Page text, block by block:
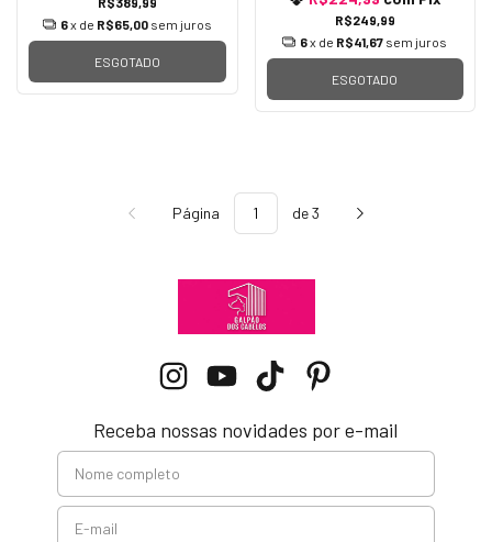
6x de R$65,00 sem juros
ESGOTADO
R$249,99
6x de R$41,67 sem juros
ESGOTADO
Página de 3
Receba nossas novidades por e-mail